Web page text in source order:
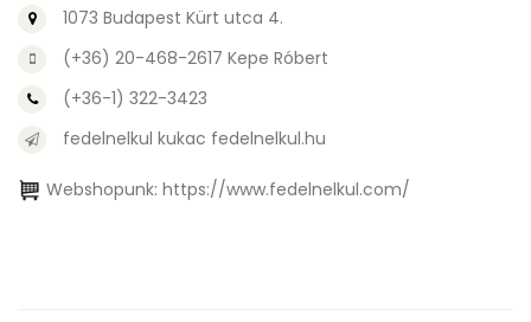
1073 Budapest Kürt utca 4.
(+36) 20-468-2617 Kepe Róbert
(+36-1) 322-3423
fedelnelkul kukac fedelnelkul.hu
Webshopunk: https://www.fedelnelkul.com/